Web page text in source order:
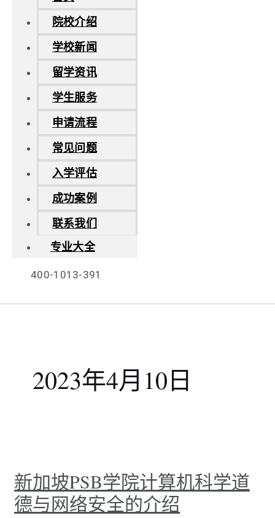
院校介绍
学校新闻
留学资讯
学生服务
申请流程
常见问题
入学评估
成功案例
联系我们
专业大全
400-1013-391
2023年4月10日
新加坡PSB学院计算机科学道
德与网络安全的介绍